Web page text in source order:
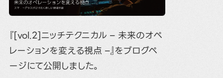
『[vol.2]ニッチテクニカル – 未来のオペ
レーションを変える視点 –』をブログペ
ージにて公開しました。